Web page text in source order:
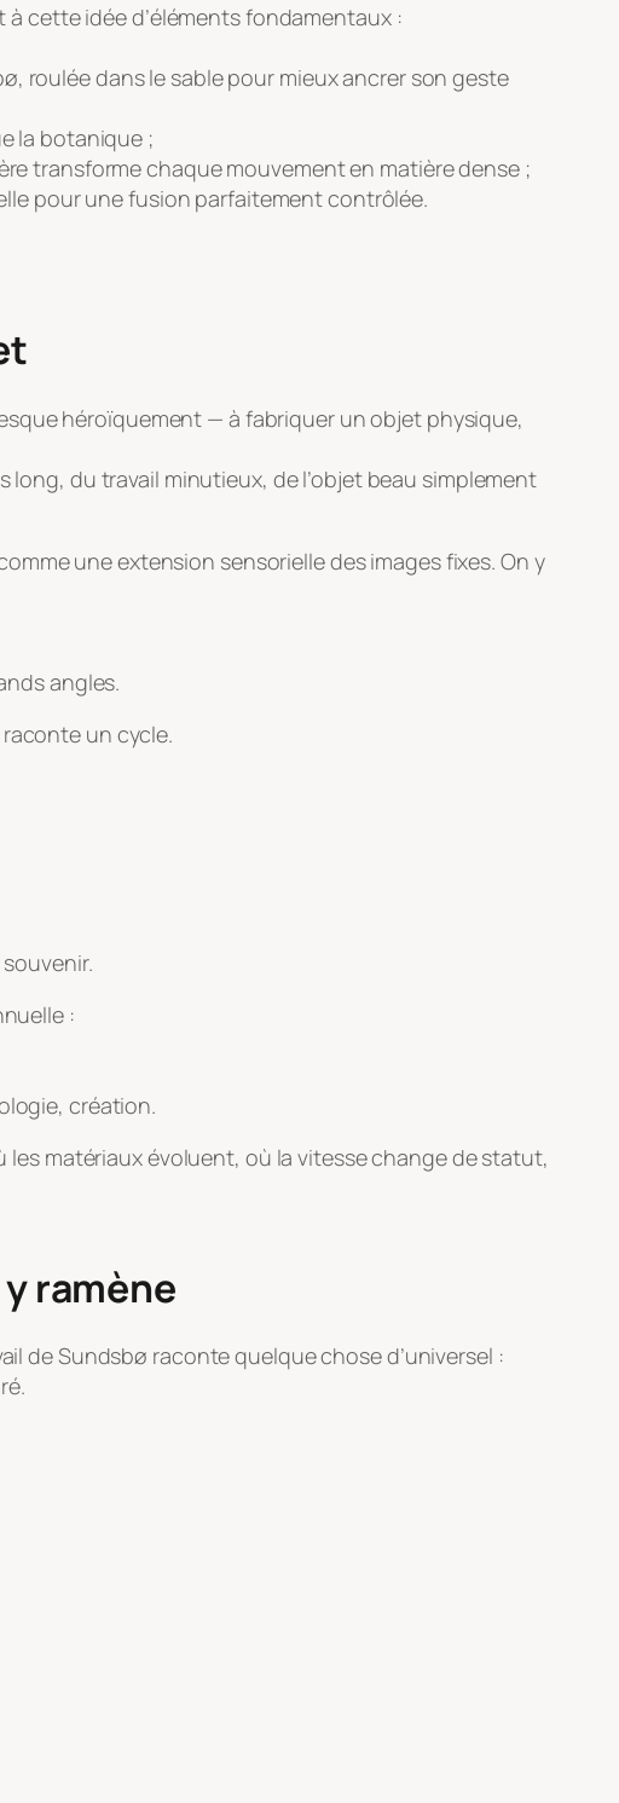
cette idée d’éléments fondamentaux :
roulée dans le sable pour mieux ancrer son geste
la botanique ;
transforme chaque mouvement en matière dense ;
pour une fusion parfaitement contrôlée.
héroïquement — à fabriquer un objet physique,
du travail minutieux, de l’objet beau simplement
une extension sensorielle des images fixes. On y
angles.
un cycle.
:
création.
matériaux évoluent, où la vitesse change de statut,
ramène
de Sundsbø raconte quelque chose d’universel :